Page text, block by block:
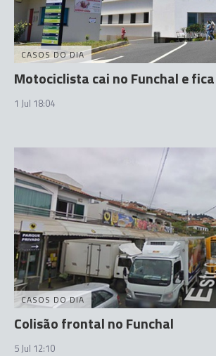
CASOS DO DIA
Motociclista cai no Funchal e
1 Jul 18:04
CASOS DO DIA
Colisão frontal no Funchal
5 Jul 12:10